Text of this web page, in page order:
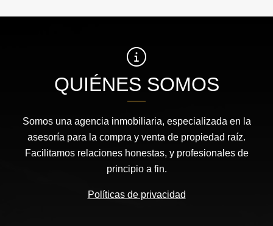
QUIÉNES SOMOS
Somos una agencia inmobiliaria, especializada en la
asesoría para la compra y venta de propiedad raíz.
Facilitamos relaciones honestas, y profesionales de
principio a fin.
Políticas de privacidad